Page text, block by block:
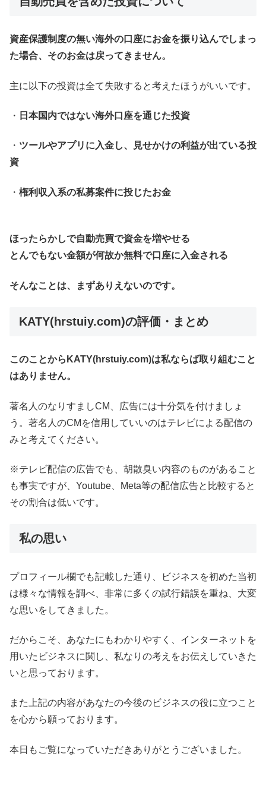
資産保護制度の無い海外の口座にお金を振り込んでしまっ
た場合、そのお金は戻ってきません。
主に以下の投資は全て失敗すると考えたほうがいいです。
・ 日本国内ではない海外口座を通じた投資
・ ツールやアプリに入金し、見せかけの利益が出ている投
資
・ 権利収入系の私募案件に投じたお金
ほったらかしで自動売買で資金を増やせる
とんでもない金額が何故か無料で口座に入金される
そんなことは、まずありえないのです。
KATY(hrstuiy.com)の評価・まとめ
このことからKATY(hrstuiy.com)は私ならば取り組むこと
はありません。
著名人のなりすましCM、広告には十分気を付けましょ
う。著名人のCMを信用していいのはテレビによる配信の
みと考えてください。
※テレビ配信の広告でも、胡散臭い内容のものがあること
も事実ですが、Youtube、Meta等の配信広告と比較すると
その割合は低いです。
私の思い
プロフィール欄でも記載した通り、ビジネスを初めた当初
は様々な情報を調べ、非常に多くの試行錯誤を重ね、大変
な思いをしてきました。
だからこそ、あなたにもわかりやすく、インターネットを
用いたビジネスに関し、私なりの考えをお伝えしていきた
いと思っております。
また上記の内容があなたの今後のビジネスの役に立つこと
を心から願っております。
本日もご覧になっていただきありがとうございました。